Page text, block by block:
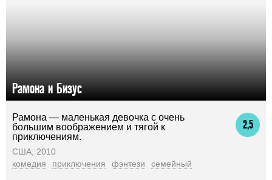
Рамона и Бизус
2,5
Рамона — маленькая девочка с очень
большим воображением и тягой к
приключениям.
США, 2010
комедия
приключения фэнтези семейный